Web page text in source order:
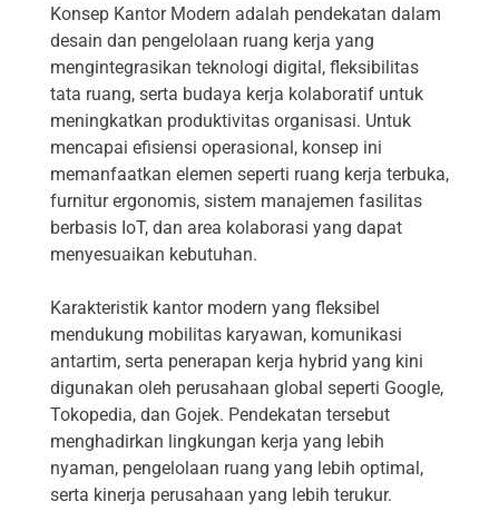
Konsep Kantor Modern adalah pendekatan dalam
desain dan pengelolaan ruang kerja yang
mengintegrasikan teknologi digital, fleksibilitas
tata ruang, serta budaya kerja kolaboratif untuk
meningkatkan produktivitas organisasi. Untuk
mencapai efisiensi operasional, konsep ini
memanfaatkan elemen seperti ruang kerja terbuka,
furnitur ergonomis, sistem manajemen fasilitas
berbasis IoT, dan area kolaborasi yang dapat
menyesuaikan kebutuhan.
Karakteristik kantor modern yang fleksibel
mendukung mobilitas karyawan, komunikasi
antartim, serta penerapan kerja hybrid yang kini
digunakan oleh perusahaan global seperti Google,
Tokopedia, dan Gojek. Pendekatan tersebut
menghadirkan lingkungan kerja yang lebih
nyaman, pengelolaan ruang yang lebih optimal,
serta kinerja perusahaan yang lebih terukur.